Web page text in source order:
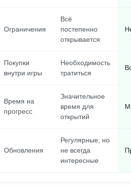
Ограничения
Всё
постепенно
открывается
Покупки
внутри игры
Необходимость
тратиться
Время на
прогресс
Значительное
время для
открытий
Обновления
Регулярные, но
не всегда
интересные